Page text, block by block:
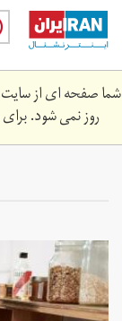
Skip
main
content
شما صفحه ای از سایت
روز نمی شود.